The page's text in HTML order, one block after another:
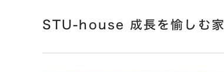
STU-house 成長を愉しむ家